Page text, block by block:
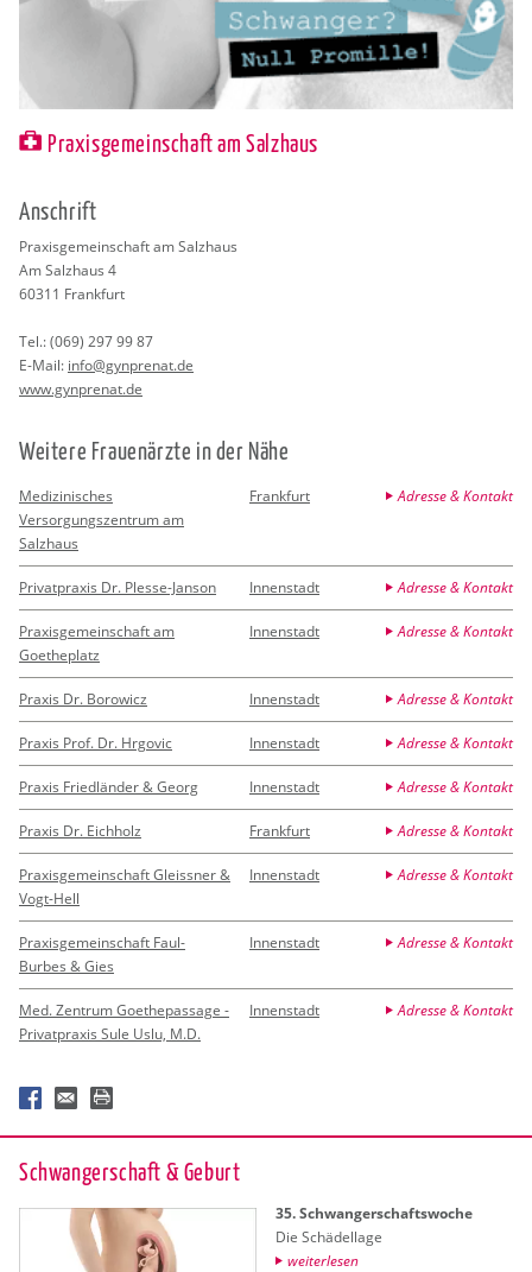
Praxisgemeinschaft am Salzhaus
An­schrift
Pra­xis­ge­mein­schaft am Salz­haus
Am Salz­haus 4
60311 Frank­furt
Tel.:(069) 297 99 87
E-Mail: info@​gynprenat.​de
www.​gynprenat.​de
Wei­te­re Frau­en­ärz­te in der Nähe
Medizinisches
Versorgungszentrum am
Salzhaus
Frankfurt Adresse & Kontakt
Privatpraxis Dr. Plesse-Janson Innenstadt Adresse & Kontakt
Praxisgemeinschaft am
Goetheplatz
Innenstadt Adresse & Kontakt
Praxis Dr. Borowicz Innenstadt Adresse & Kontakt
Praxis Prof. Dr. Hrgovic Innenstadt Adresse & Kontakt
Praxis Friedländer & Georg Innenstadt Adresse & Kontakt
Praxis Dr. Eichholz Frankfurt Adresse & Kontakt
Praxisgemeinschaft Gleissner &
Vogt-Hell
Innenstadt Adresse & Kontakt
Praxisgemeinschaft Faul-
Burbes & Gies
Innenstadt Adresse & Kontakt
Med. Zentrum Goethepassage -
Privatpraxis Sule Uslu, M.D.
Innenstadt Adresse & Kontakt
Schwan­ger­schaft & Ge­burt
35. Schwan­ger­schafts­wo­che
Die Schä­del­la­ge
wei­ter­le­sen